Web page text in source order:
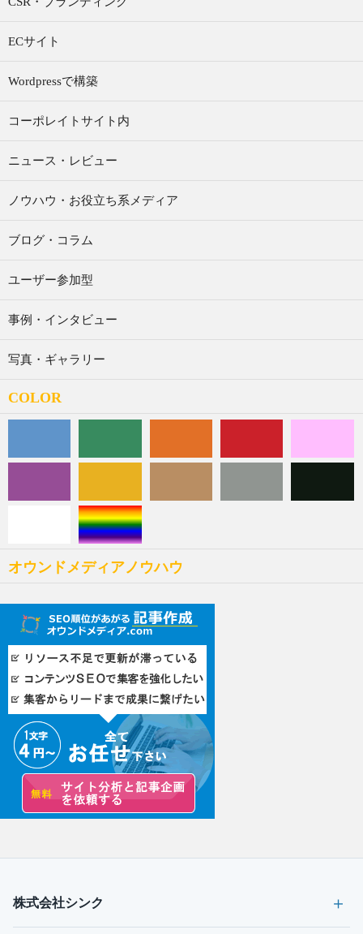
ECサイト
Wordpressで構築
コーポレイトサイト内
ニュース・レビュー
ノウハウ・お役立ち系メディア
ブログ・コラム
ユーザー参加型
事例・インタビュー
写真・ギャラリー
COLOR
オウンドメディアノウハウ
株式会社シンク